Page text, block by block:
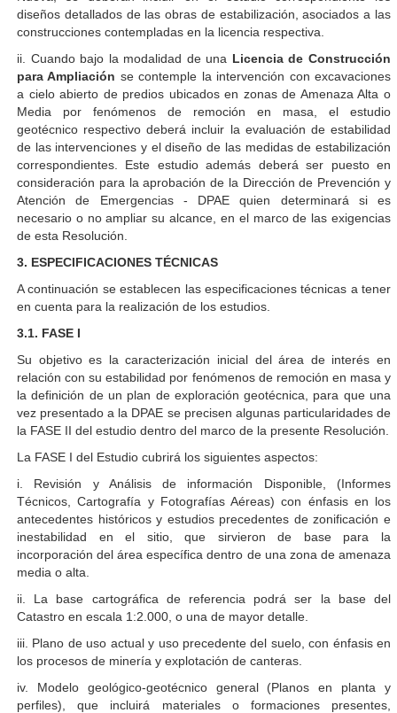
diseños detallados de las obras de estabilización, asociados a las
construcciones contempladas en la licencia respectiva.
ii. Cuando bajo la modalidad de una Licencia de Construcción
para Ampliación se contemple la intervención con excavaciones
a cielo abierto de predios ubicados en zonas de Amenaza Alta o
Media por fenómenos de remoción en masa, el estudio
geotécnico respectivo deberá incluir la evaluación de estabilidad
de las intervenciones y el diseño de las medidas de estabilización
correspondientes. Este estudio además deberá ser puesto en
consideración para la aprobación de la Dirección de Prevención y
Atención de Emergencias - DPAE quien determinará si es
necesario o no ampliar su alcance, en el marco de las exigencias
de esta Resolución.
3. ESPECIFICACIONES TÉCNICAS
A continuación se establecen las especificaciones técnicas a tener
en cuenta para la realización de los estudios.
3.1. FASE I
Su objetivo es la caracterización inicial del área de interés en
relación con su estabilidad por fenómenos de remoción en masa y
la definición de un plan de exploración geotécnica, para que una
vez presentado a la DPAE se precisen algunas particularidades de
la FASE II del estudio dentro del marco de la presente Resolución.
La FASE I del Estudio cubrirá los siguientes aspectos:
i. Revisión y Análisis de información Disponible, (Informes
Técnicos, Cartografía y Fotografías Aéreas) con énfasis en los
antecedentes históricos y estudios precedentes de zonificación e
inestabilidad en el sitio, que sirvieron de base para la
incorporación del área específica dentro de una zona de amenaza
media o alta.
ii. La base cartográfica de referencia podrá ser la base del
Catastro en escala 1:2.000, o una de mayor detalle.
iii. Plano de uso actual y uso precedente del suelo, con énfasis en
los procesos de minería y explotación de canteras.
iv. Modelo geológico-geotécnico general (Planos en planta y
perfiles), que incluirá materiales o formaciones presentes,